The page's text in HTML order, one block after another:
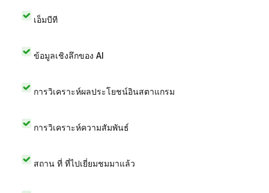
เอ็มบีที
ข้อมูลเชิงลึกของ AI
การวิเคราะห์ผลประโยชน์อินสตาแกรม
การวิเคราะห์ความสัมพันธ์
สถาน ที่ ที่ไปเยี่ยมชมมาแล้ว